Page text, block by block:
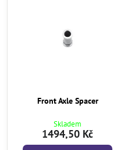
Front Axle Spacer
Skladem
1494,50 Kč